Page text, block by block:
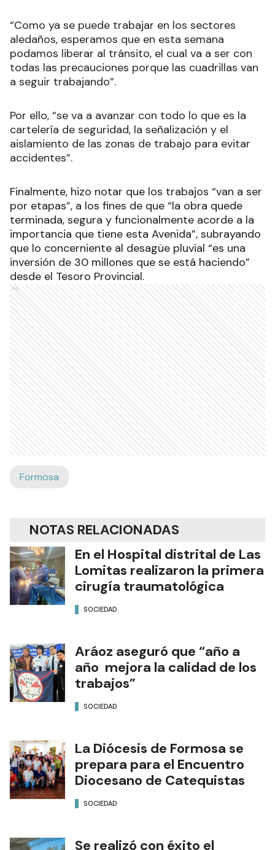
“Como ya se puede trabajar en los sectores
aledaños, esperamos que en esta semana
podamos liberar al tránsito, el cual va a ser con
todas las precauciones porque las cuadrillas van
a seguir trabajando”.
Por ello, “se va a avanzar con todo lo que es la
cartelería de seguridad, la señalización y el
aislamiento de las zonas de trabajo para evitar
accidentes”.
Finalmente, hizo notar que los trabajos “van a ser
por etapas”, a los fines de que “la obra quede
terminada, segura y funcionalmente acorde a la
importancia que tiene esta Avenida”, subrayando
que lo concerniente al desagüe pluvial “es una
inversión de 30 millones que se está haciendo”
desde el Tesoro Provincial.
Ads
Formosa
NOTAS RELACIONADAS
En el Hospital distrital de Las
Lomitas realizaron la primera
cirugía traumatológica
SOCIEDAD
Aráoz aseguró que “año a
año mejora la calidad de los
trabajos”
SOCIEDAD
La Diócesis de Formosa se
prepara para el Encuentro
Diocesano de Catequistas
SOCIEDAD
Se realizó con éxito el